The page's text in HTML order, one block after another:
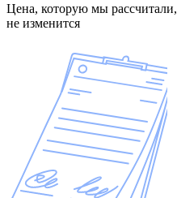
Цена, которую мы рассчитали,
не изменится